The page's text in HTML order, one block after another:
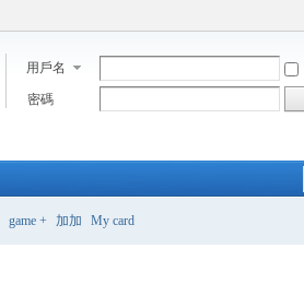
用戶名
密碼
game + 加加 My card